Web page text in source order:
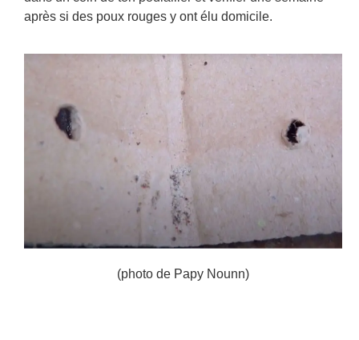
après si des poux rouges y ont élu domicile.
(photo de Papy Nounn)